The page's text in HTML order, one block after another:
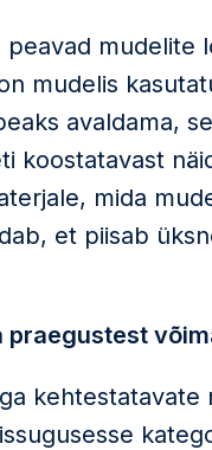
mudelite
mudelis
avaldama,
koostatavast
mida
et piisab
praegustest